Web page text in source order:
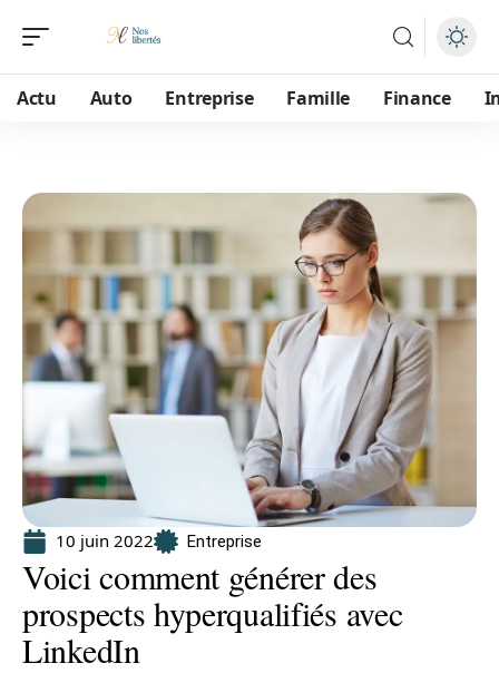
Actu Auto Entreprise Famille Finance
10 juin 2022 Entreprise
Voici comment générer des
prospects hyperqualifiés avec
LinkedIn